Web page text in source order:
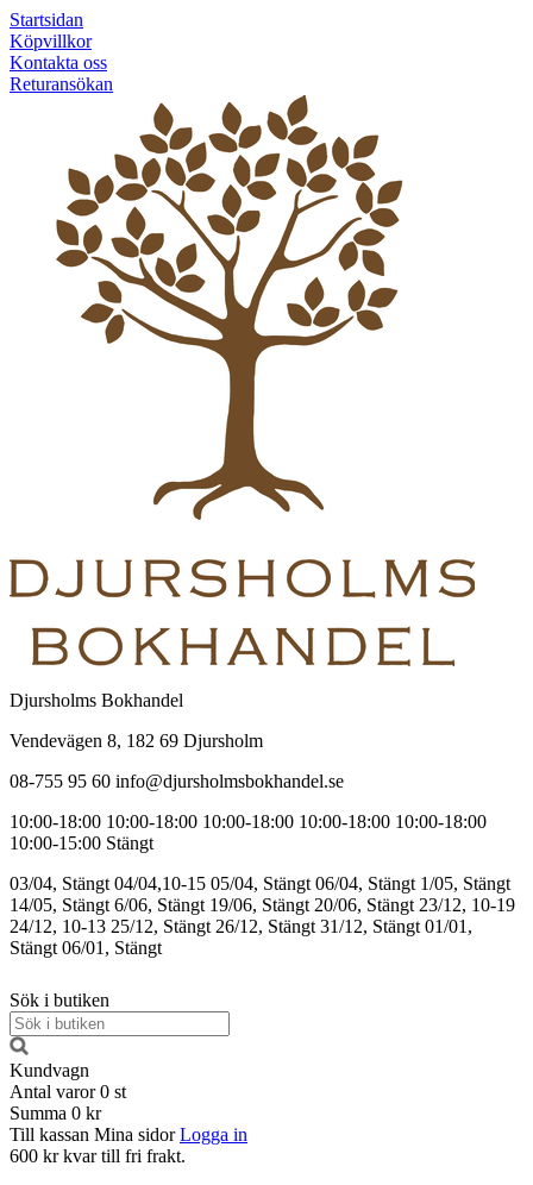
Startsidan
Köpvillkor
Kontakta oss
Returansökan
Djursholms Bokhandel
Vendevägen 8, 182 69 Djursholm
08-755 95 60 info@djursholmsbokhandel.se
10:00-18:00 10:00-18:00 10:00-18:00 10:00-18:00 10:00-18:00
10:00-15:00 Stängt
03/04, Stängt 04/04,10-15 05/04, Stängt 06/04, Stängt 1/05, Stängt
14/05, Stängt 6/06, Stängt 19/06, Stängt 20/06, Stängt 23/12, 10-19
24/12, 10-13 25/12, Stängt 26/12, Stängt 31/12, Stängt 01/01,
Stängt 06/01, Stängt
Sök i butiken
Kundvagn
Antal varor 0 st
Summa 0 kr
Till kassan Mina sidor Logga in
600 kr kvar till fri frakt.